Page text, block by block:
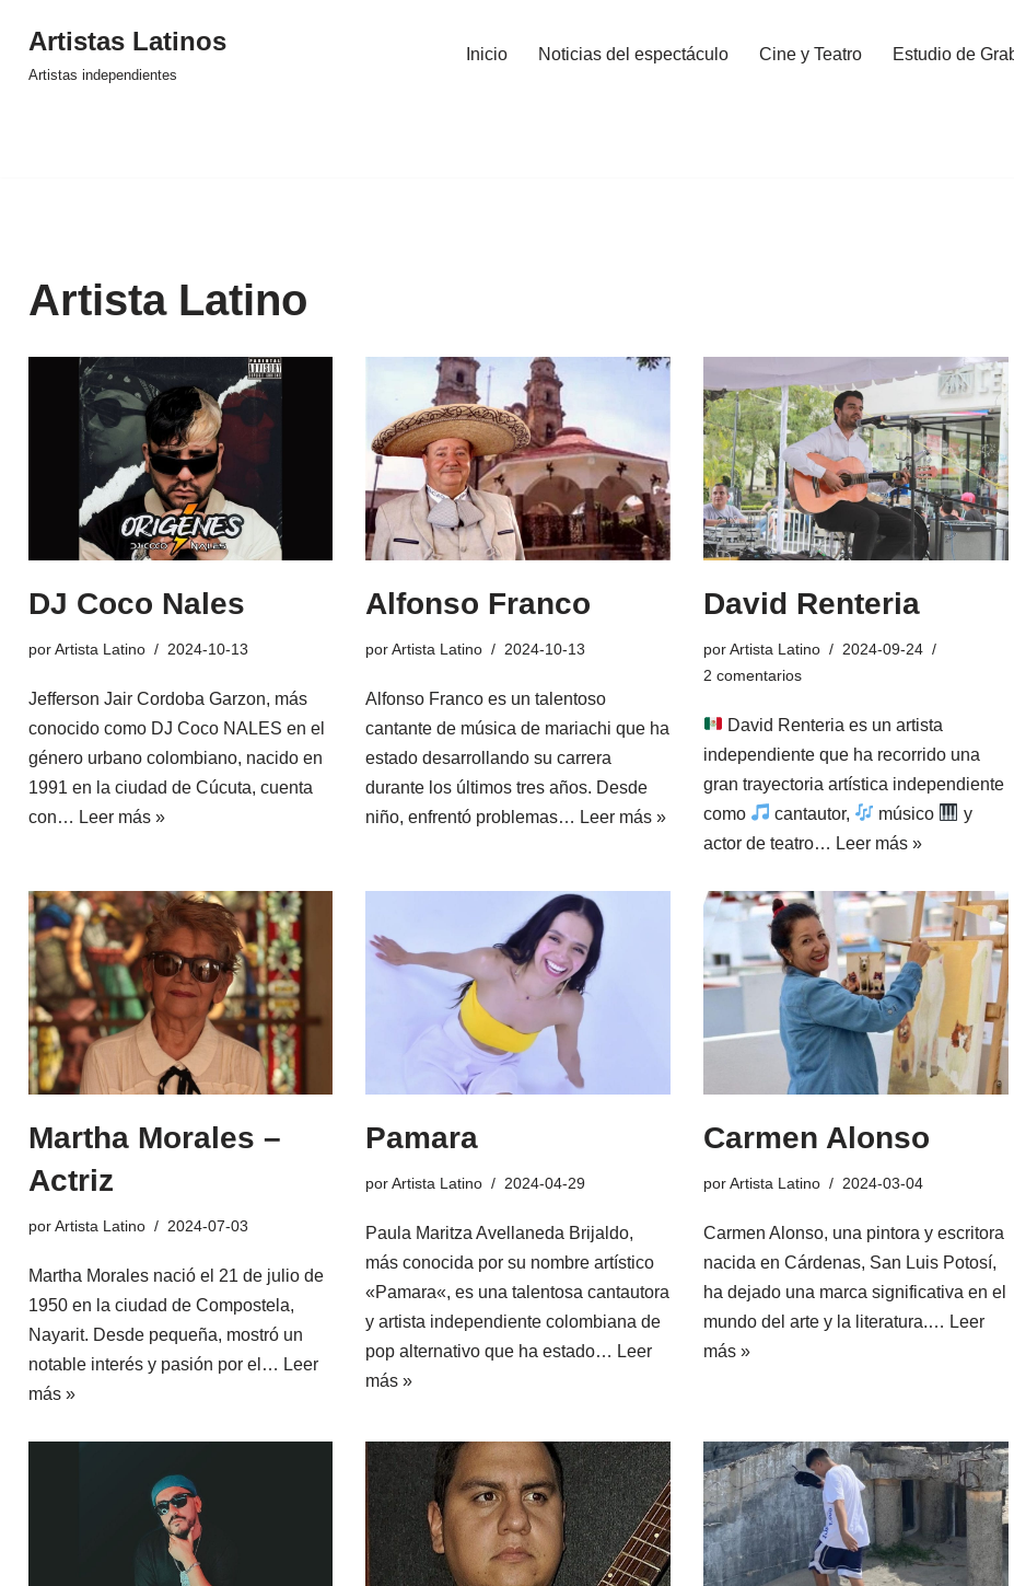
Artistas Latinos
Artistas independientes
Inicio Noticias del espectáculo Cine y Teatro Estudio de
Artista Latino
DJ Coco Nales
porArtista Latino 2024-10-13
Jefferson Jair Cordoba Garzon, más
conocido como DJ Coco NALES en el
género urbano colombiano, nacido en
1991 en la ciudad de Cúcuta, cuenta
con… Leer más »
Alfonso Franco
porArtista Latino 2024-10-13
Alfonso Franco es un talentoso
cantante de música de mariachi que ha
estado desarrollando su carrera
durante los últimos tres años. Desde
niño, enfrentó problemas… Leer más »
David Renteria
porArtista Latino
2024-09-24
2 comentarios
David Renteria es un artista
independiente que ha recorrido una
gran trayectoria artística independiente
como
cantautor, músico
y
actor de teatro… Leer más »
Martha Morales –
Actriz
porArtista Latino 2024-07-03
Martha Morales nació el 21 de julio de
1950 en la ciudad de Compostela,
Nayarit. Desde pequeña, mostró un
notable interés y pasión por el… Leer
más »
Pamara
porArtista Latino 2024-04-29
Paula Maritza Avellaneda Brijaldo,
más conocida por su nombre artístico
«Pamara«, es una talentosa cantautora
y artista independiente colombiana de
pop alternativo que ha estado… Leer
más »
Carmen Alonso
porArtista Latino 2024-03-04
Carmen Alonso, una pintora y escritora
nacida en Cárdenas, San Luis Potosí,
ha dejado una marca significativa en el
mundo del arte y la literatura.… Leer
más »